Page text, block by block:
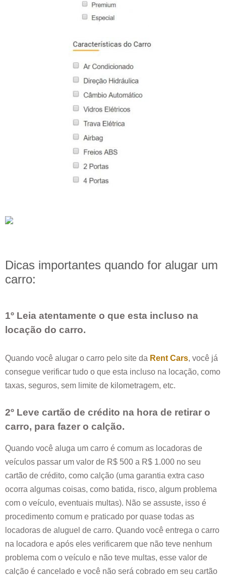
Dicas importantes quando for alugar um
carro:
1º Leia atentamente o que esta incluso na
locação do carro.
Quando você alugar o carro pelo site da Rent Cars, você já
consegue verificar tudo o que esta incluso na locação, como
taxas, seguros, sem limite de kilometragem, etc.
2º Leve cartão de crédito na hora de retirar o
carro, para fazer o calção.
Quando você aluga um carro é comum as locadoras de
veículos passar um valor de R$ 500 a R$ 1.000 no seu
cartão de crédito, como calção (uma garantia extra caso
ocorra algumas coisas, como batida, risco, algum problema
com o veículo, eventuais multas). Não se assuste, isso é
procedimento comum e praticado por quase todas as
locadoras de aluguel de carro. Quando você entrega o carro
na locadora e após eles verificarem que não teve nenhum
problema com o veículo e não teve multas, esse valor de
calção é cancelado e você não será cobrado em seu cartão